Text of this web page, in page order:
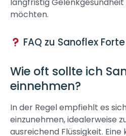
langfristig
möchten.
FAQ zu Sanoflex Forte
Wie oft sollte ich
einnehmen?
In der Regel empfiehlt es
einzunehmen, idealerweise
ausreichend Flüssigkeit.